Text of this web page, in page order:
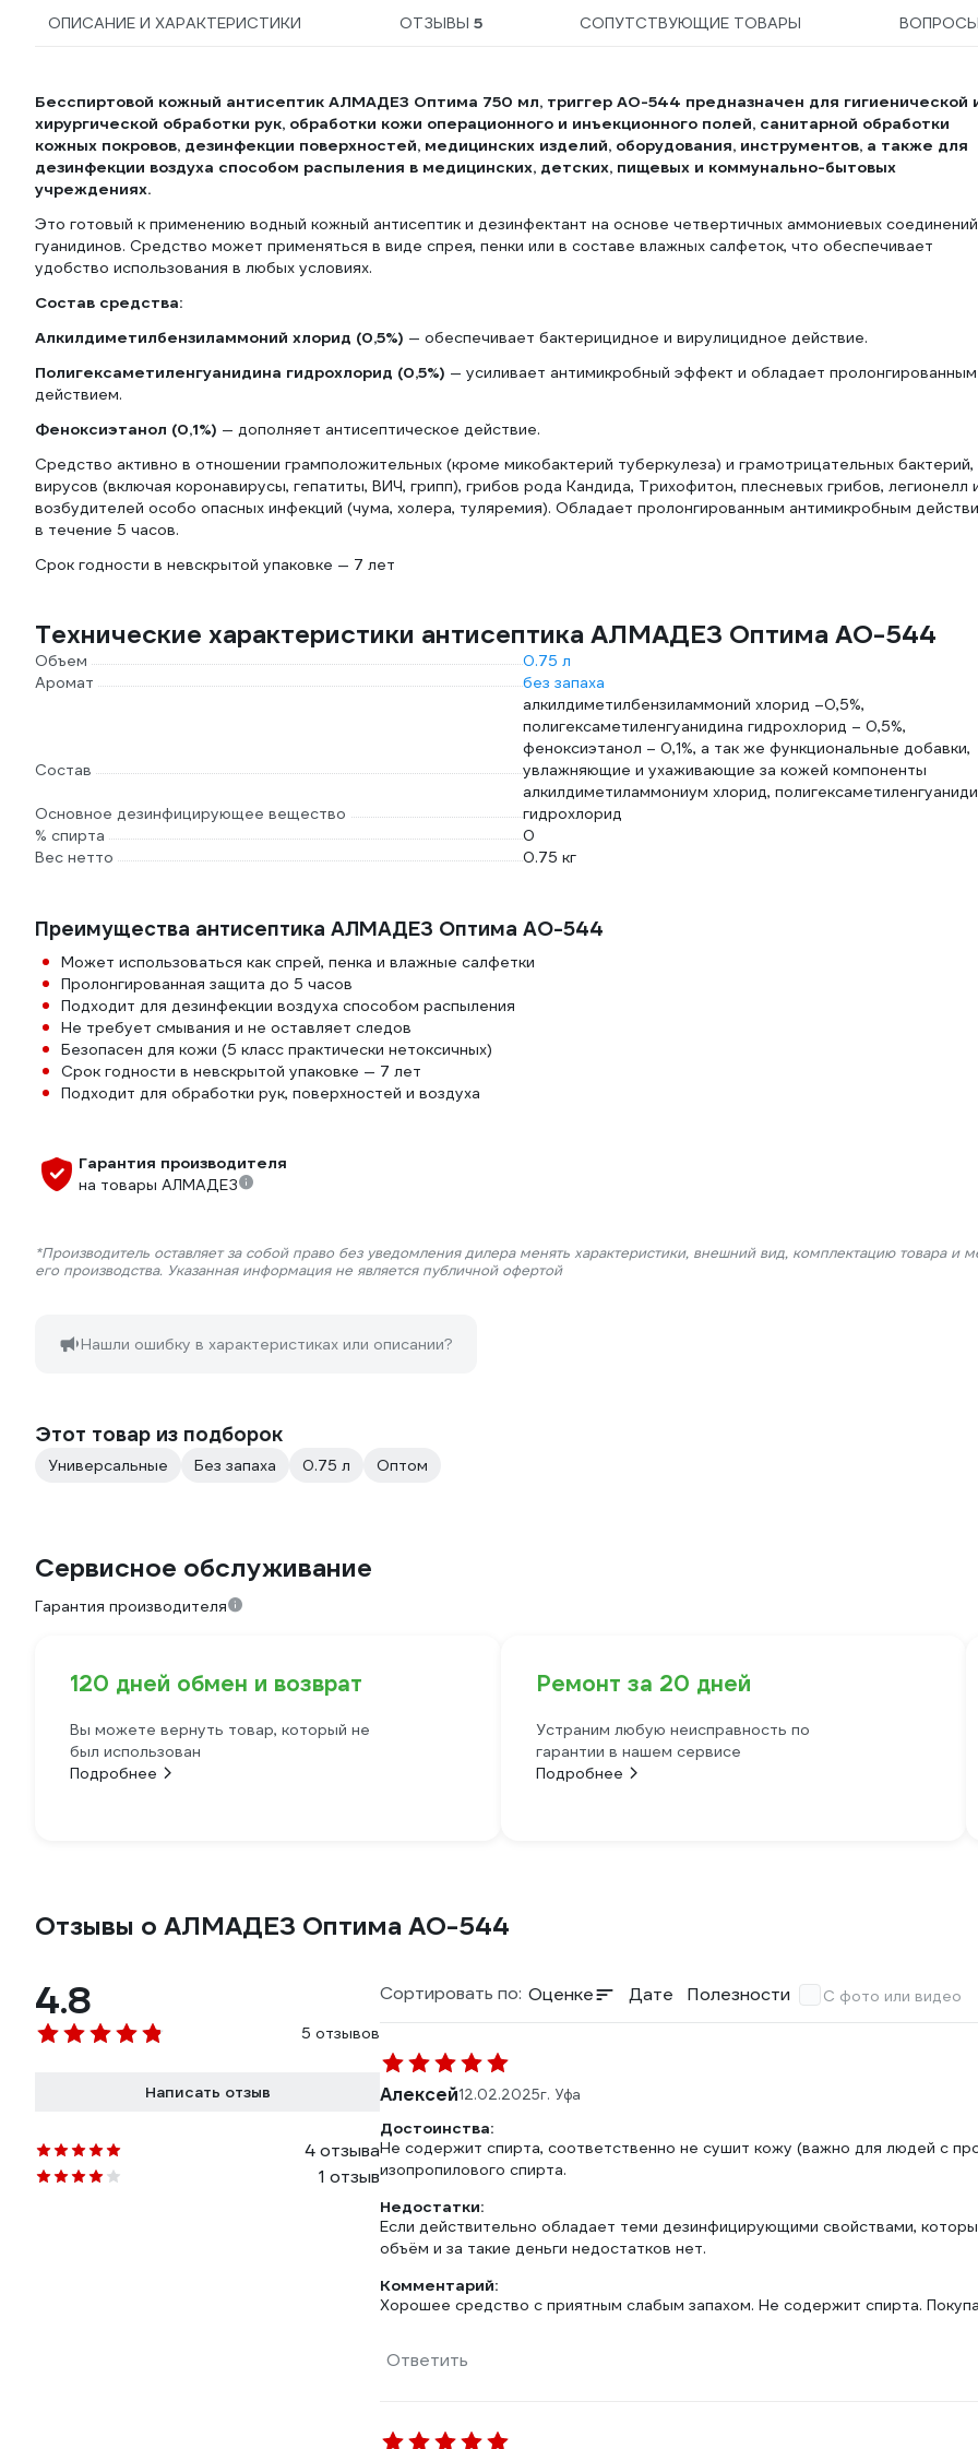
ОПИСАНИЕ И ХАРАКТЕРИСТИКИ ОТЗЫВЫ 5 СОПУТСТВУЮЩИЕ ТОВАРЫ
Бесспиртовой кожный антисептик АЛМАДЕЗ Оптима 750 мл, триггер АО-544 предназначен для гигиенической
хирургической обработки рук, обработки кожи операционного и инъекционного полей, санитарной обработки
кожных покровов, дезинфекции поверхностей, медицинских изделий, оборудования, инструментов, а также для
дезинфекции воздуха способом распыления в медицинских, детских, пищевых и коммунально-бытовых
учреждениях.
Это готовый к применению водный кожный антисептик и дезинфектант на основе четвертичных аммониевых
гуанидинов. Средство может применяться в виде спрея, пенки или в составе влажных салфеток, что обеспечивает
удобство использования в любых условиях.
Состав средства:
Алкилдиметилбензиламмоний хлорид (0,5%) — обеспечивает бактерицидное и вирулицидное действие.
Полигексаметиленгуанидина гидрохлорид (0,5%) — усиливает антимикробный эффект и обладает пролонгированным
действием.
Феноксиэтанол (0,1%) — дополняет антисептическое действие.
Средство активно в отношении грамположительных (кроме микобактерий туберкулеза) и грамотрицательных бактерий,
вирусов (включая коронавирусы, гепатиты, ВИЧ, грипп), грибов рода Кандида, Трихофитон, плесневых грибов, легионелл
возбудителей особо опасных инфекций (чума, холера, туляремия). Обладает пролонгированным антимикробным
в течение 5 часов.
Срок годности в невскрытой упаковке — 7 лет
Технические характеристики антисептика АЛМАДЕЗ Оптима АО-544
Объем
0.75 л
Аромат
без запаха
Состав
алкилдиметилбензиламмоний хлорид –0,5%,
полигексаметиленгуанидина гидрохлорид – 0,5%,
феноксиэтанол – 0,1%, а так же функциональные добавки,
увлажняющие и ухаживающие за кожей компоненты
Основное дезинфицирующее вещество
алкилдиметиламмониум хлорид,
гидрохлорид
% спирта
0
Вес нетто
0.75 кг
Преимущества антисептика АЛМАДЕЗ Оптима АО-544
Может использоваться как спрей, пенка и влажные салфетки
Пролонгированная защита до 5 часов
Подходит для дезинфекции воздуха способом распыления
Не требует смывания и не оставляет следов
Безопасен для кожи (5 класс практически нетоксичных)
Срок годности в невскрытой упаковке — 7 лет
Подходит для обработки рук, поверхностей и воздуха
Гарантия производителя
на товары АЛМАДЕЗ
*Производитель оставляет за собой право без уведомления дилера менять характеристики, внешний вид, комплектацию товара и
его производства. Указанная информация не является публичной офертой
Нашли ошибку в характеристиках или описании?
Этот товар из подборок
Универсальные Без запаха 0.75 л Оптом
Сервисное обслуживание
Гарантия производителя
120 дней обмен и возврат
Вы можете вернуть товар, который не
был использован
Подробнее
Ремонт за 20 дней
Устраним любую неисправность по
гарантии в нашем сервисе
Подробнее
Отзывы о АЛМАДЕЗ Оптима АО-544
4.8
5 отзывов
Написать отзыв
4 отзыва
1 отзыв
Сортировать по: Оценке Дате Полезности С фото или видео
Алексей12.02.2025г. Уфа
Достоинства:
Не содержит спирта, соответственно не сушит кожу (важно для людей с
изопропилового спирта.
Недостатки:
Если действительно обладает теми дезинфицирующими свойствами,
объём и за такие деньги недостатков нет.
Комментарий:
Хорошее средство с приятным слабым запахом. Не содержит спирта.
Ответить